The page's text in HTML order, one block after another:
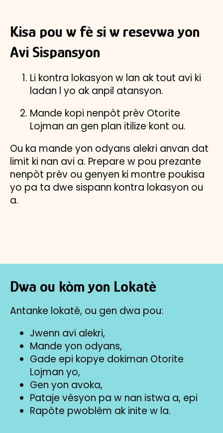
Kisa pou w fè si w resevwa yon
Avi Sispansyon
Li kontra lokasyon w lan ak tout avi ki
ladan l yo ak anpil atansyon.
Mande kopi nenpòt prèv Otorite
Lojman an gen plan itilize kont ou.
Ou ka mande yon odyans alekri anvan dat
limit ki nan avi a. Prepare w pou prezante
nenpòt prèv ou genyen ki montre poukisa
yo pa ta dwe sispann kontra lokasyon ou
a.
Dwa ou kòm yon Lokatè
Antanke lokatè, ou gen dwa pou:
Jwenn avi alekri,
Mande yon odyans,
Gade epi kopye dokiman Otorite
Lojman yo,
Gen yon avoka,
Pataje vèsyon pa w nan istwa a, epi
Rapòte pwoblèm ak inite w la.